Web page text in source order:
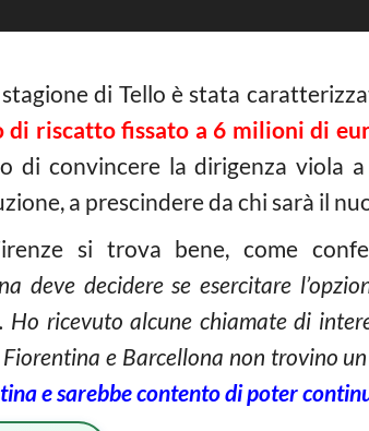
di Tello è stata
riscatto fissato a 6 milioni di
di convincere la dirigenza viola
a prescindere da chi sarà il
si trova bene, come
deve decidere se esercitare
Ho ricevuto alcune chiamate di
e Barcellona non trovino
e sarebbe contento di poter